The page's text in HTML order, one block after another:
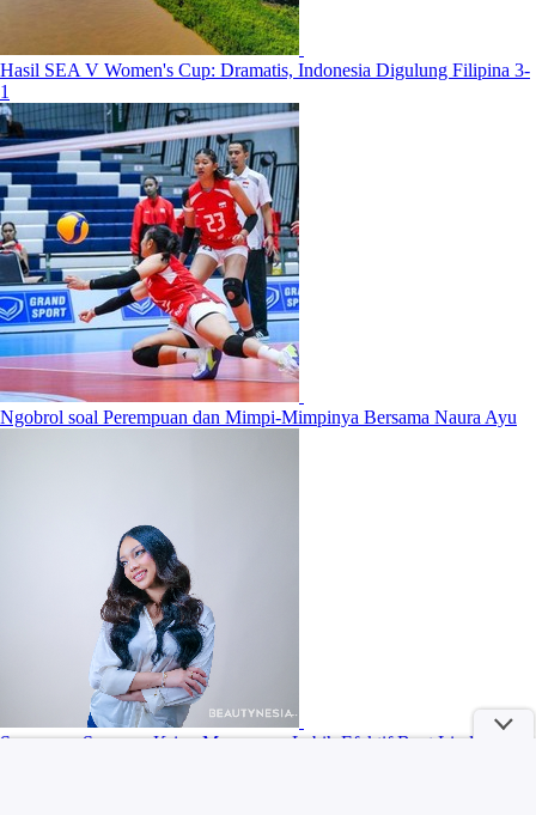
Hasil SEA V Women's Cup: Dramatis, Indonesia Digulung Filipina 3-
1
Ngobrol soal Perempuan dan Mimpi-Mimpinya Bersama Naura Ayu
Sunscreen Spray vs Krim: Mana yang Lebih Efektif Buat Lindungi